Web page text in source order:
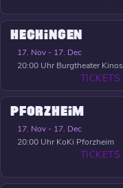
HECHINGEN
17. Nov - 17. Dec
20:00 Uhr Burgtheater Kinos
TICKETS
PFORZHEIM
17. Nov - 17. Dec
20:00 Uhr KoKi Pforzheim
TICKETS